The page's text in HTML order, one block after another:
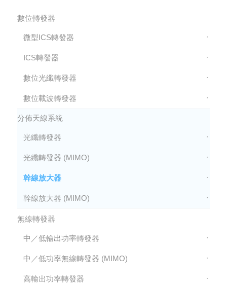
數位轉發器
微型ICS轉發器
ICS轉發器
數位光纖轉發器
數位載波轉發器
分佈天線系統
光纖轉發器
光纖轉發器 (MIMO)
幹線放大器
幹線放大器 (MIMO)
無線轉發器
中／低輸出功率轉發器
中／低功率無線轉發器 (MIMO)
高輸出功率轉發器